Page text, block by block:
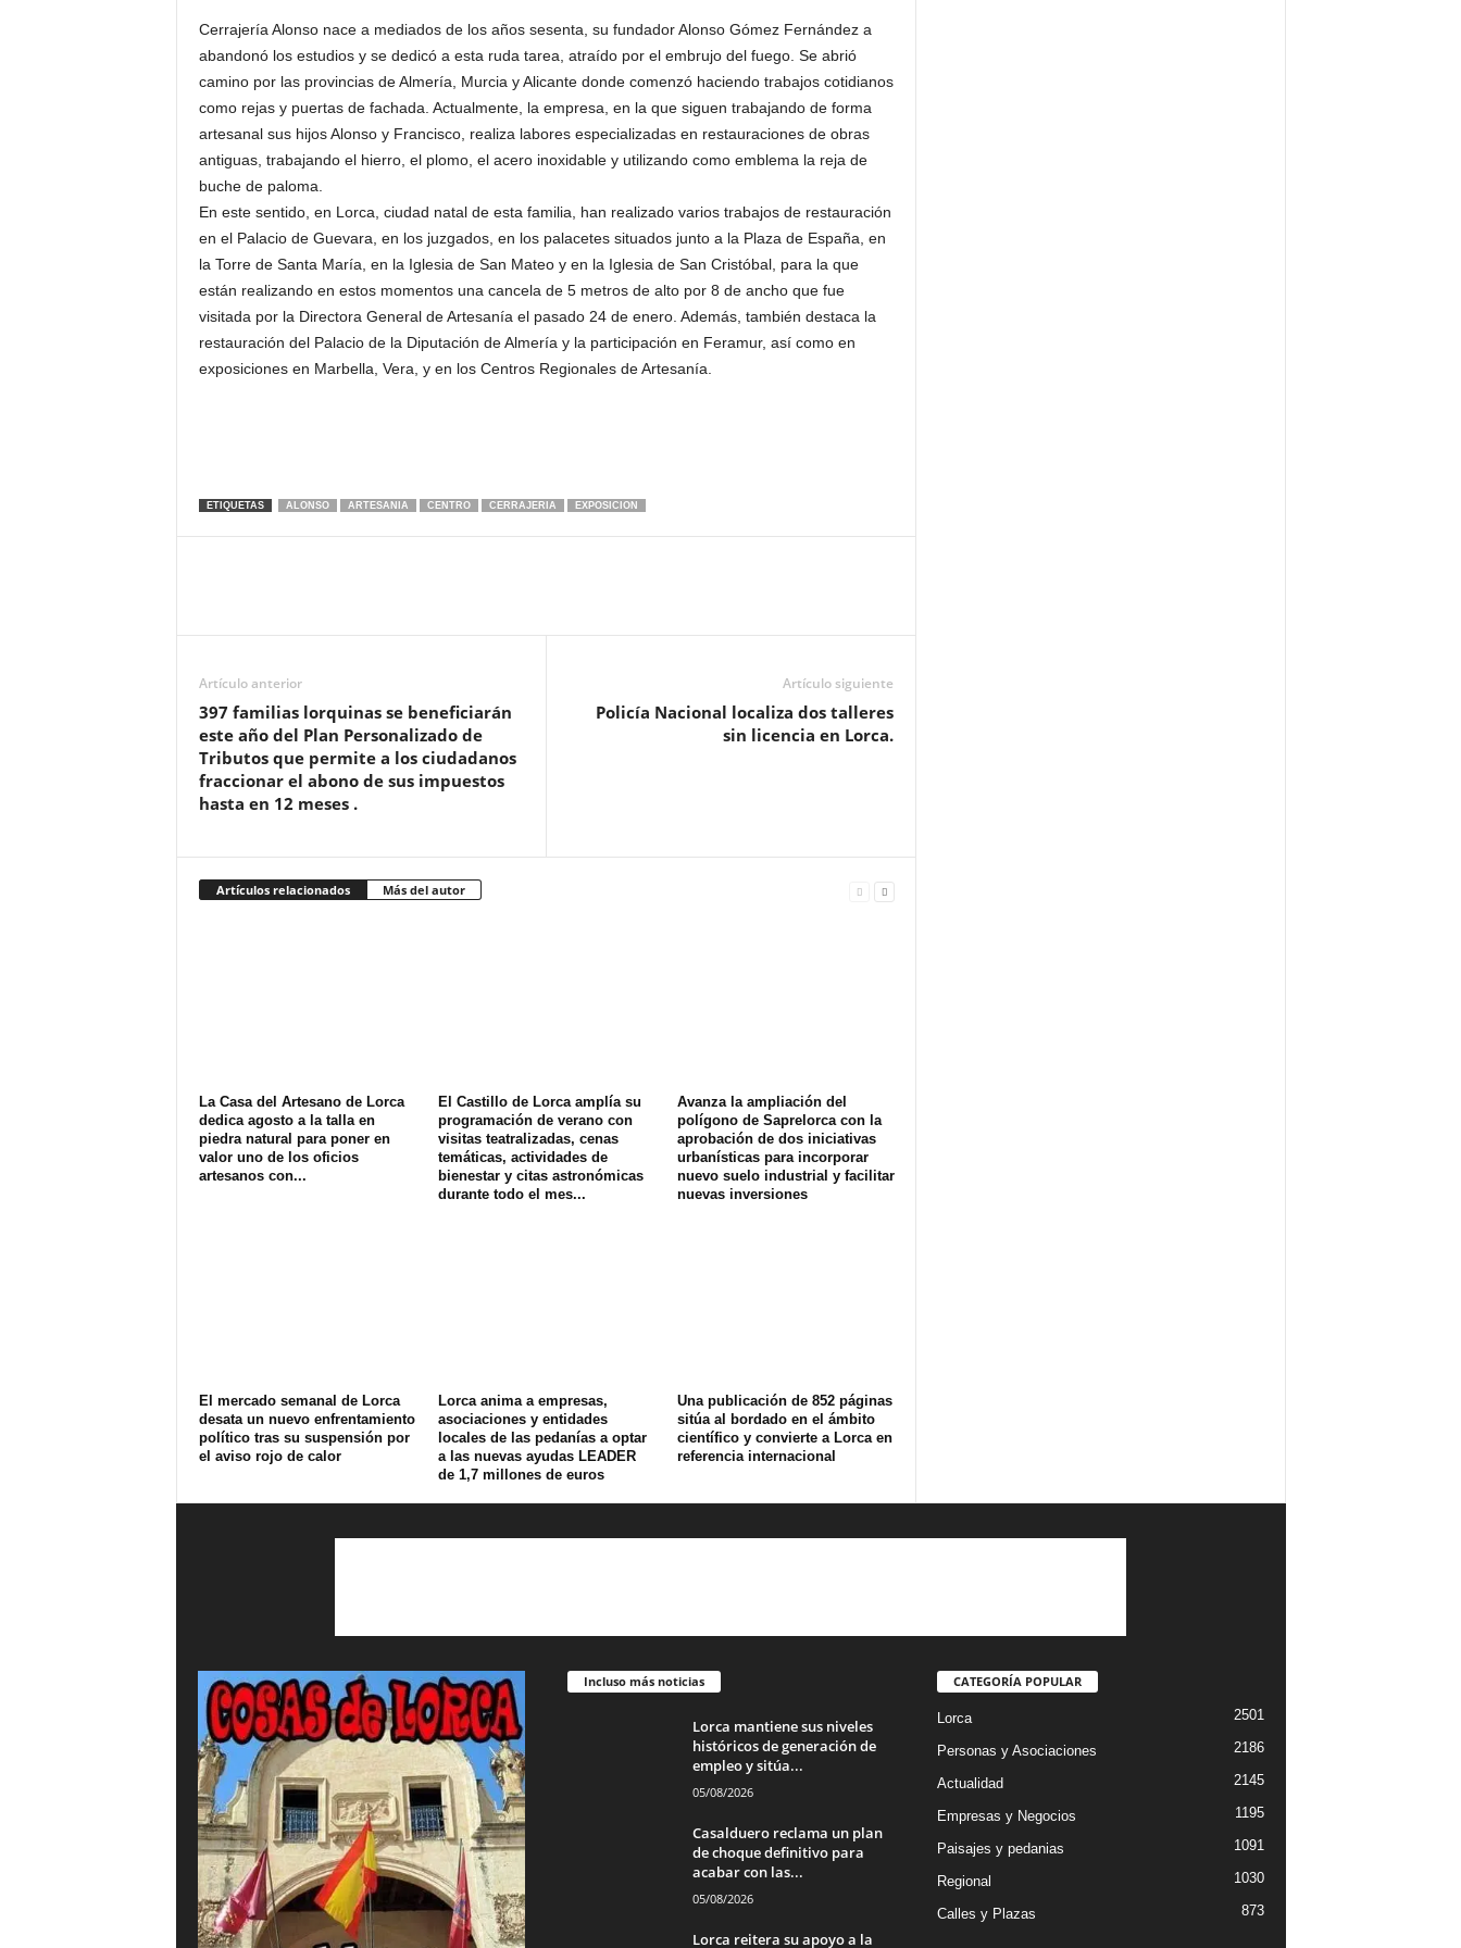
Cerrajería Alonso nace a mediados de los años sesenta, su fundador Alonso Gómez Fernández a
abandonó los estudios y se dedicó a esta ruda tarea, atraído por el embrujo del fuego. Se abrió
camino por las provincias de Almería, Murcia y Alicante donde comenzó haciendo trabajos cotidianos
como rejas y puertas de fachada. Actualmente, la empresa, en la que siguen trabajando de forma
artesanal sus hijos Alonso y Francisco, realiza labores especializadas en restauraciones de obras
antiguas, trabajando el hierro, el plomo, el acero inoxidable y utilizando como emblema la reja de
buche de paloma.
En este sentido, en Lorca, ciudad natal de esta familia, han realizado varios trabajos de restauración
en el Palacio de Guevara, en los juzgados, en los palacetes situados junto a la Plaza de España, en
la Torre de Santa María, en la Iglesia de San Mateo y en la Iglesia de San Cristóbal, para la que
están realizando en estos momentos una cancela de 5 metros de alto por 8 de ancho que fue
visitada por la Directora General de Artesanía el pasado 24 de enero. Además, también destaca la
restauración del Palacio de la Diputación de Almería y la participación en Feramur, así como en
exposiciones en Marbella, Vera, y en los Centros Regionales de Artesanía.
ETIQUETAS ALONSO ARTESANIA CENTRO CERRAJERIA EXPOSICION
Artículo anterior
397 familias lorquinas se beneficiarán
este año del Plan Personalizado de
Tributos que permite a los ciudadanos
fraccionar el abono de sus impuestos
hasta en 12 meses .
Artículo siguiente
Policía Nacional localiza dos talleres
sin licencia en Lorca.
Artículos relacionados Más del autor
La Casa del Artesano de Lorca
dedica agosto a la talla en
piedra natural para poner en
valor uno de los oficios
artesanos con...
El Castillo de Lorca amplía su
programación de verano con
visitas teatralizadas, cenas
temáticas, actividades de
bienestar y citas astronómicas
durante todo el mes...
Avanza la ampliación del
polígono de Saprelorca con la
aprobación de dos iniciativas
urbanísticas para incorporar
nuevo suelo industrial y facilitar
nuevas inversiones
El mercado semanal de Lorca
desata un nuevo enfrentamiento
político tras su suspensión por
el aviso rojo de calor
Lorca anima a empresas,
asociaciones y entidades
locales de las pedanías a optar
a las nuevas ayudas LEADER
de 1,7 millones de euros
Una publicación de 852 páginas
sitúa al bordado en el ámbito
científico y convierte a Lorca en
referencia internacional
Incluso más noticias
Lorca mantiene sus niveles
históricos de generación de
empleo y sitúa...
05/08/2026
Casalduero reclama un plan
de choque definitivo para
acabar con las...
05/08/2026
Lorca reitera su apoyo a la
CATEGORÍA POPULAR
Lorca 2501
Personas y Asociaciones 2186
Actualidad 2145
Empresas y Negocios 1195
Paisajes y pedanias 1091
Regional 1030
Calles y Plazas 873